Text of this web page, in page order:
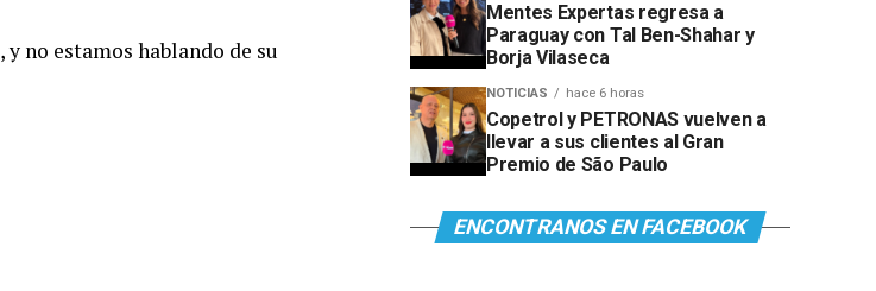
, y no estamos hablando de su
Mentes Expertas regresa a
Paraguay con Tal Ben-Shahar y
Borja Vilaseca
NOTICIAS hace 6 horas
Copetrol y PETRONAS vuelven a
llevar a sus clientes al Gran
Premio de São Paulo
ENCONTRANOS EN FACEBOOK